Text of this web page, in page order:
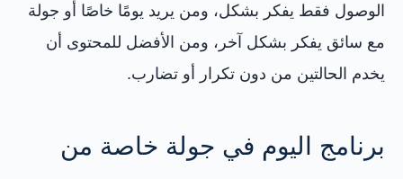
الوصول فقط يفكر بشكل، ومن يريد يومًا خاصًا أو جولة
مع سائق يفكر بشكل آخر، ومن الأفضل للمحتوى أن
يخدم الحالتين من دون تكرار أو تضارب.
برنامج اليوم في جولة خاصة من